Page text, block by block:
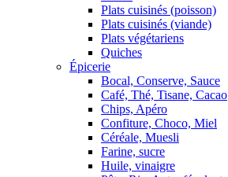
Plats cuisinés (poisson)
Plats cuisinés (viande)
Plats végétariens
Quiches
Épicerie
Bocal, Conserve, Sauce
Café, Thé, Tisane, Cacao
Chips, Apéro
Confiture, Choco, Miel
Céréale, Muesli
Farine, sucre
Huile, vinaigre